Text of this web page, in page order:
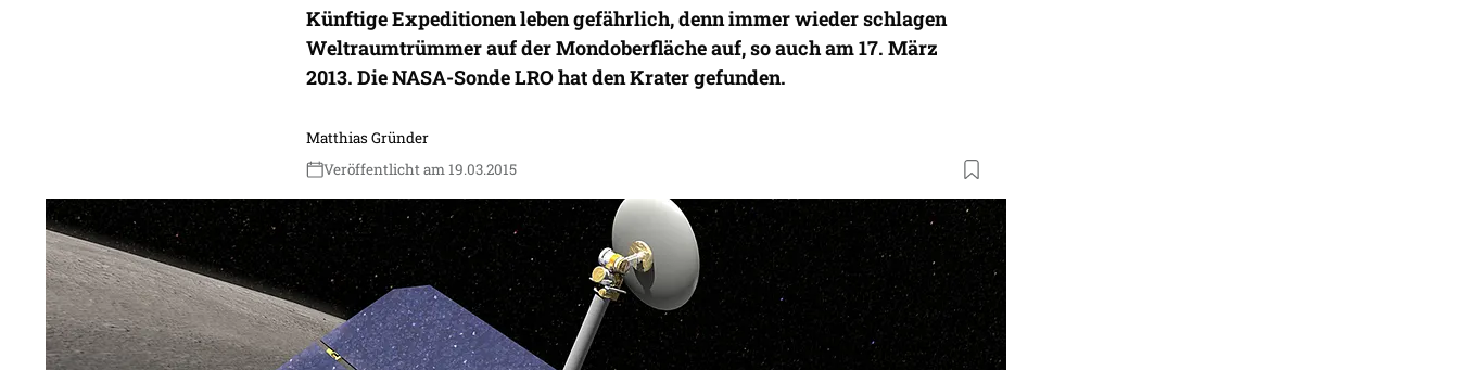
Künftige Expeditionen leben gefährlich, denn immer wieder schlagen
Weltraumtrümmer auf der Mondoberfläche auf, so auch am 17. März
2013. Die NASA-Sonde LRO hat den Krater gefunden.
Matthias Gründer
Veröffentlicht am 19.03.2015